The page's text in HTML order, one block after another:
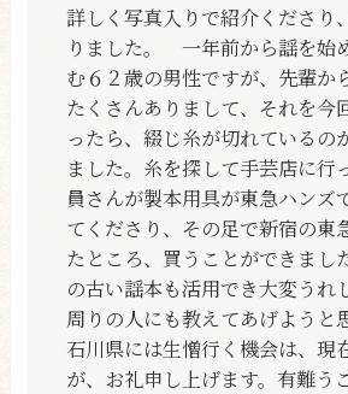
詳しく写真入りで紹介くださり
りました。 一年前から謡を始
む６２歳の男性ですが、先輩か
たくさんありまして、それを今
ったら、綴じ糸が切れているの
ました。糸を探して手芸店に行
員さんが製本用具が東急ハンズ
てくださり、その足で新宿の東
たところ、買うことができまし
の古い謡本も活用でき大変うれ
周りの人にも教えてあげようと
石川県には生憎行く機会は、現
が、お礼申し上げます。有難う